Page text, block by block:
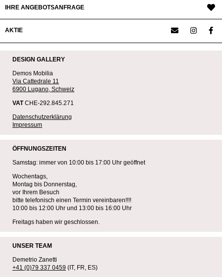
IHRE ANGEBOTSANFRAGE
AKTIE
DESIGN GALLERY
Demos Mobilia
Via Cattedrale 11
6900 Lugano, Schweiz
VATCHE-292.845.271
Datenschutzerklärung
Impressum
ÖFFNUNGSZEITEN
Samstag: immer von 10:00 bis 17:00 Uhr geöffnet
Wochentags,
Montag bis Donnerstag,
vor Ihrem Besuch
bitte telefonisch einen Termin vereinbaren!!!!
10:00 bis 12:00 Uhr und 13:00 bis 16:00 Uhr
Freitags haben wir geschlossen.
UNSER TEAM
Demetrio Zanetti
+41 (0)79 337 0459 (IT, FR, ES)